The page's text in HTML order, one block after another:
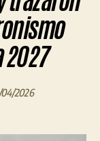
2026